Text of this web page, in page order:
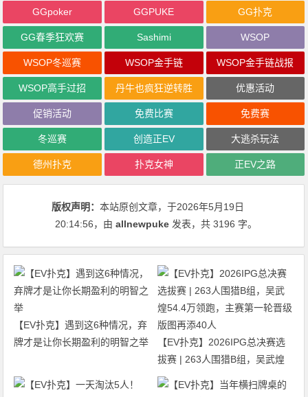
GGpoker GGPUKE GG扑克
GG春季狂欢赛 Sashimi WSOP
WSOP冬巡赛 WSOP金手链 WSOP金手链战报
WSOP高手过招 丹牛也疯狂逆转胜 优惠活动
促销活动 免费比赛 免费赛
冬巡赛 创造正EV 大逃杀玩法
德州扑克 扑克女神 正EV之路
版权声明：本站原创文章，于2026年5月19日
20:14:56，由allnewpuke 发表，共 3196 字。
【EV扑克】遇到这6种情况，弃
牌才是让你长期盈利的明智之举
【EV扑克】2026IPG总决赛选
拔赛 | 263人围猎B组，吴武煌
54.4万领跑，主赛第一轮晋级版